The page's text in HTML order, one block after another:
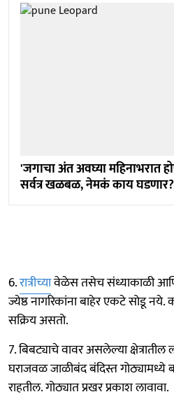
'जगाचा अंत अवघ्या महिनाभरात
सर्वत्र खळबळ, नेमकं काय घडणार?
6.रात्रीच्यावेळेस तसेच संध्याकाळी
ज्येष्ठ नागरिकांना बाहेर एकटे सोडू नये.
सक्रिय असतो.
7. बिबट्याचे वावर असलेल्या क्षेत्रातील
घराजवळ जाळीबंद बंदिस्त गोठ्यामध्ये
राहतील. गोठ्यात प्रखर प्रकाश लावावा.